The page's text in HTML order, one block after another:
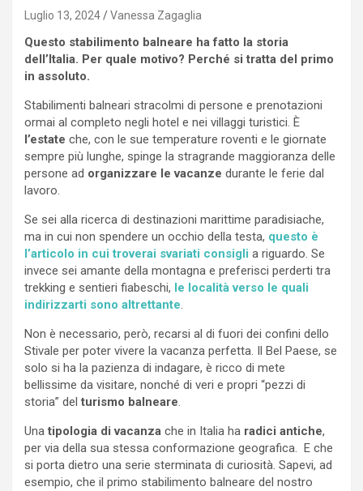
Luglio 13, 2024 Vanessa Zagaglia
Questo stabilimento balneare ha fatto la storia
dell’Italia. Per quale motivo? Perché si tratta del primo
in assoluto.
Stabilimenti balneari stracolmi di persone e prenotazioni
ormai al completo negli hotel e nei villaggi turistici. È
l’estate che, con le sue temperature roventi e le giornate
sempre più lunghe, spinge la stragrande maggioranza delle
persone ad organizzare le vacanze durante le ferie dal
lavoro.
Se sei alla ricerca di destinazioni marittime paradisiache,
ma in cui non spendere un occhio della testa, questo è
l’articolo in cui troverai svariati consigli a riguardo. Se
invece sei amante della montagna e preferisci perderti tra
trekking e sentieri fiabeschi, le località verso le quali
indirizzarti sono altrettante.
Non è necessario, però, recarsi al di fuori dei confini dello
Stivale per poter vivere la vacanza perfetta. Il Bel Paese, se
solo si ha la pazienza di indagare, è ricco di mete
bellissime da visitare, nonché di veri e propri “pezzi di
storia” delturismo balneare.
Unatipologia di vacanza che in Italia ha radici antiche,
per via della sua stessa conformazione geografica. E che
si porta dietro una serie sterminata di curiosità. Sapevi, ad
esempio, che il primo stabilimento balneare del nostro